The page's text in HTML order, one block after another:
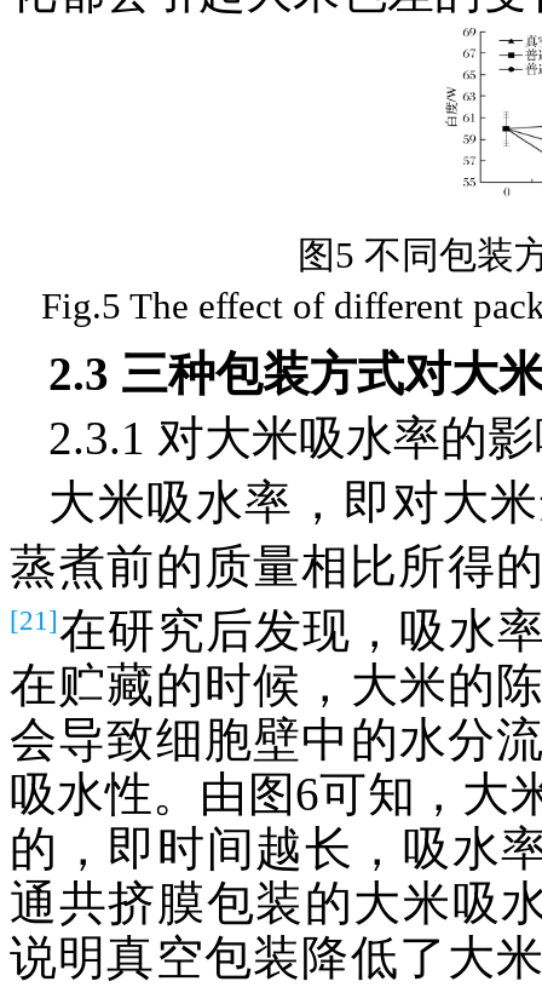
图5 不同包装
Fig.5 The effect of different
2.3 三种包装方式对大
2.3.1 对大米吸水率的
大米吸水率，即对大
蒸煮前的质量相比所得
[21]在研究后发现，吸水
在贮藏的时候，大米的
会导致细胞壁中的水分
吸水性。由图6可知，大
的，即时间越长，吸水
通共挤膜包装的大米吸
说明真空包装降低了大